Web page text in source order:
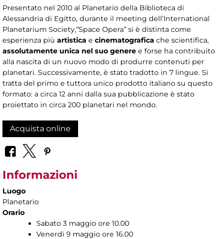
Presentato nel 2010 al Planetario della Biblioteca di
Alessandria di Egitto, durante il meeting dell’International
Planetarium Society,“Space Opera” si è distinta come
esperienza più artistica e cinematografica che scientifica,
assolutamente unica nel suo genere e forse ha contribuito
alla nascita di un nuovo modo di produrre contenuti per
planetari. Successivamente, è stato tradotto in 7 lingue. Si
tratta del primo e tuttora unico prodotto italiano su questo
formato: a circa 12 anni dalla sua pubblicazione è stato
proiettato in circa 200 planetari nel mondo.
Acquista online
Informazioni
Luogo
Planetario
Orario
Sabato 3 maggio ore 10.00
Venerdì 9 maggio ore 16.00